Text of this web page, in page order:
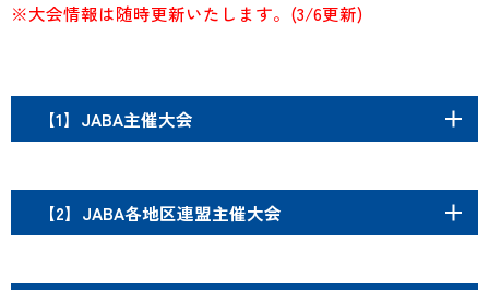
※大会情報は随時更新いたします。(3/6更新)
【1】JABA主催大会
【2】JABA各地区連盟主催大会